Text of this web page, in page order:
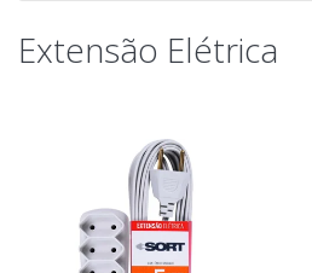
Extensão Elétrica